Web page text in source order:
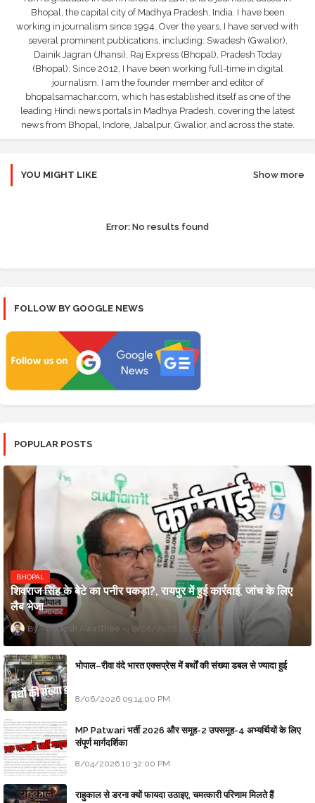
Bhopal, the capital city of Madhya Pradesh, India. I have been
working in journalism since 1994. Over the years, I have served with
several prominent publications, including: Swadesh (Gwalior),
Dainik Jagran (Jhansi), Raj Express (Bhopal), Pradesh Today
(Bhopal); Since 2012, I have been working full-time in digital
journalism. I am the founder member and editor of
bhopalsamachar.com, which has established itself as one of the
leading Hindi news portals in Madhya Pradesh, covering the latest
news from Bhopal, Indore, Jabalpur, Gwalior, and across the state.
YOU MIGHT LIKE Show more
Error: No results found
FOLLOW BY GOOGLE NEWS
POPULAR POSTS
BHOPAL
शिवराज सिंह के बेटे का पनीर पकड़ा?, रायपुर में हुई कार्रवाई, जांच के लिए
लैब भेजा
Updesh Awasthee 8/06/2026 10:09:00 PM
भोपाल–रीवा वंदे भारत एक्सप्रेस में बर्थों की संख्या डबल से ज्यादा हुई
8/06/2026 09:14:00 PM
MP Patwari भर्ती 2026 और समूह-2 उपसमूह-4 अभ्यर्थियों के लिए
संपूर्ण मार्गदर्शिका
8/04/2026 10:32:00 PM
राहुकाल से डरना क्यों फायदा उठाइए, चमत्कारी परिणाम मिलते हैं